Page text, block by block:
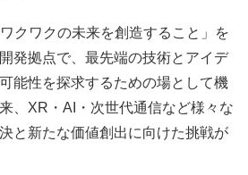
クワクの未来を創造すること」を
発拠点で、最先端の技術とアイデ
能性を探求するための場として機
、XR・AI・次世代通信など様々な
と新たな価値創出に向けた挑戦が